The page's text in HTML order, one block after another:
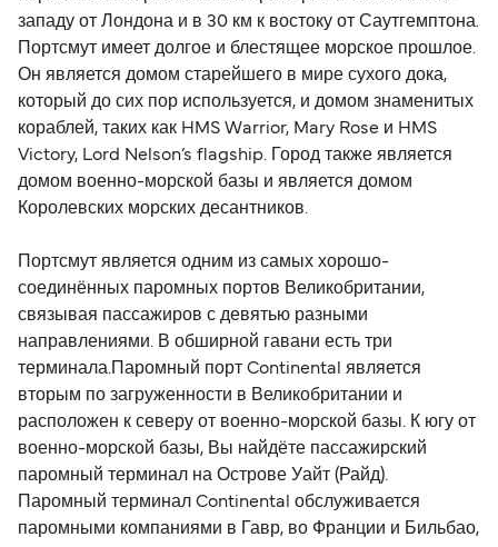
западу от Лондона и в 30 км к востоку от Саутгемптона.
Портсмут имеет долгое и блестящее морское прошлое.
Он является домом старейшего в мире сухого дока,
который до сих пор используется, и домом знаменитых
кораблей, таких как HMS Warrior, Mary Rose и HMS
Victory, Lord Nelson’s flagship. Город также является
домом военно-морской базы и является домом
Королевских морских десантников.
Портсмут является одним из самых хорошо-
соединённых паромных портов Великобритании,
связывая пассажиров с девятью разными
направлениями. В обширной гавани есть три
терминала.Паромный порт Continental является
вторым по загруженности в Великобритании и
расположен к северу от военно-морской базы. К югу от
военно-морской базы, Вы найдёте пассажирский
паромный терминал на Острове Уайт (Райд).
Паромный терминал Continental обслуживается
паромными компаниями в Гавр, во Франции и Бильбао,